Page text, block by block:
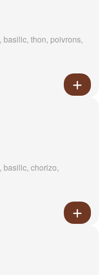
basilic, thon, poivrons,
basilic, chorizo,